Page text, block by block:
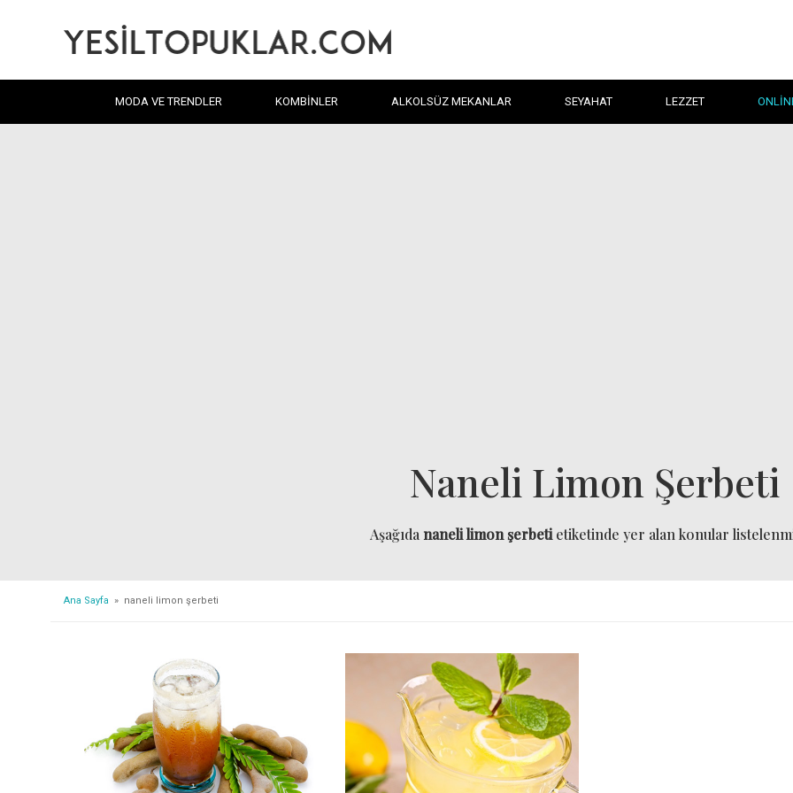
MODA VE TRENDLER KOMBINLER ALKOLSÜZ MEKANLAR SEYAHAT LEZZET
Naneli Limon Şerbeti
Aşağıda naneli limon şerbeti etiketinde yer alan konular
Ana Sayfa » naneli limon şerbeti